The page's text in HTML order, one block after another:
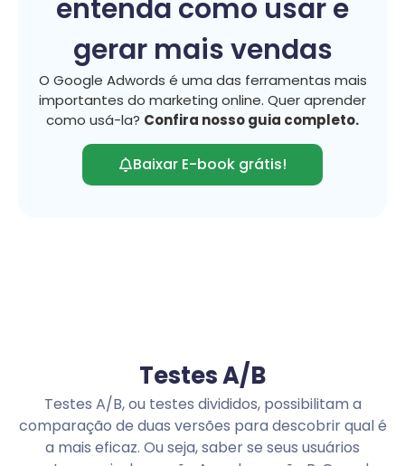
entenda como usar e
gerar mais vendas
O Google Adwords é uma das ferramentas mais
importantes do marketing online. Quer aprender
como usá-la? Confira nosso guia completo.
Baixar E-book grátis!
Testes A/B
Testes A/B, ou testes divididos, possibilitam a
comparação de duas versões para descobrir qual é
a mais eficaz. Ou seja, saber se seus usuários